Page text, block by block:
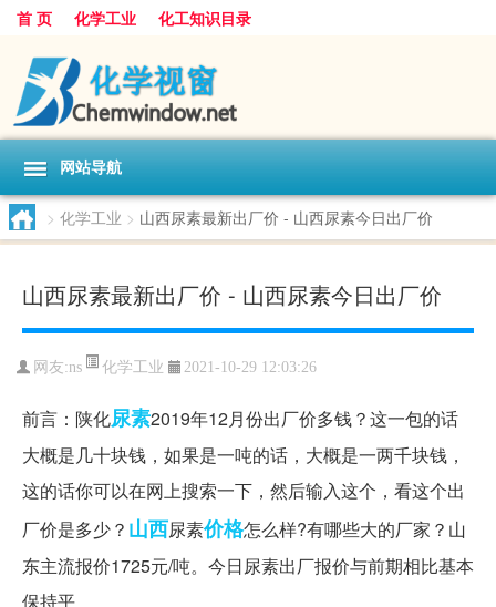
首 页 化学工业 化工知识目录
网站导航
> 化学工业 > 山西尿素最新出厂价 - 山西尿素今日出厂价
山西尿素最新出厂价 - 山西尿素今日出厂价
网友:ns 化学工业 2021-10-29 12:03:26
前言：陕化尿素2019年12月份出厂价多钱？这一包的话
大概是几十块钱，如果是一吨的话，大概是一两千块钱，
这的话你可以在网上搜索一下，然后输入这个，看这个出
厂价是多少？ 山西尿素价格怎么样?有哪些大的厂家？山
东主流报价1725元/吨。今日尿素出厂报价与前期相比基本
保持平